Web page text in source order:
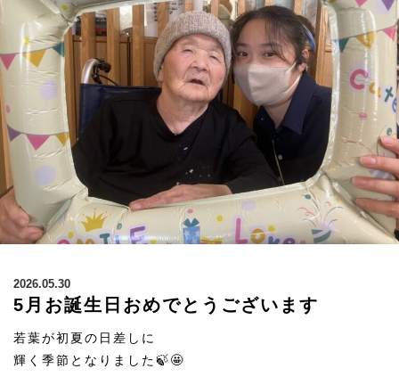
2026.05.30
5月お誕生日おめでとうございます
若葉が初夏の日差しに
輝く季節となりました🍃🤩